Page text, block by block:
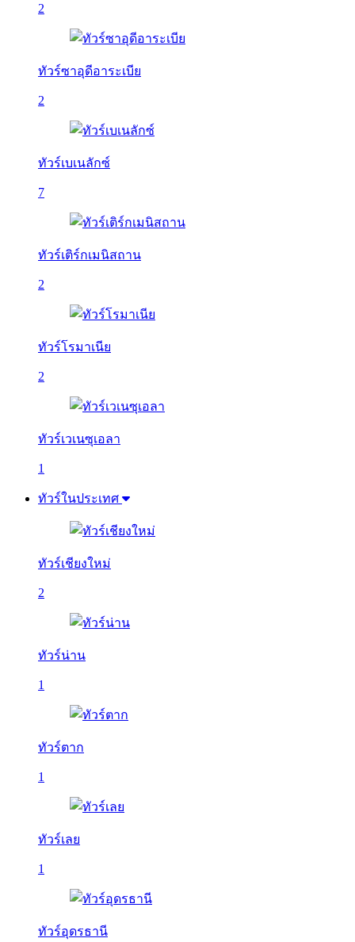
2
ทัวร์ซาอุดีอาระเบีย
2
ทัวร์เบเนลักซ์
7
ทัวร์เติร์กเมนิสถาน
2
ทัวร์โรมาเนีย
2
ทัวร์เวเนซุเอลา
1
ทัวร์ในประเทศ
ทัวร์เชียงใหม่
2
ทัวร์น่าน
1
ทัวร์ตาก
1
ทัวร์เลย
1
ทัวร์อุดรธานี